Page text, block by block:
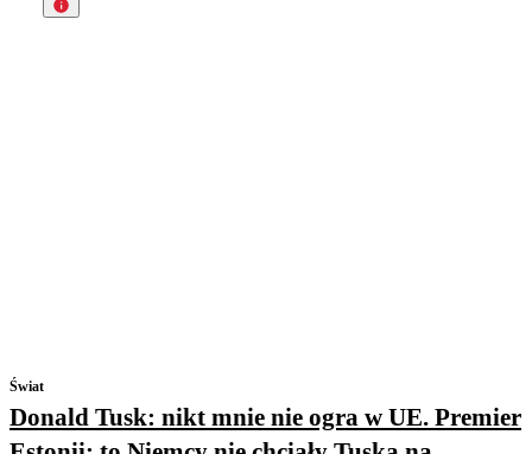
Świat
Donald Tusk: nikt mnie nie ogra w UE. Premier